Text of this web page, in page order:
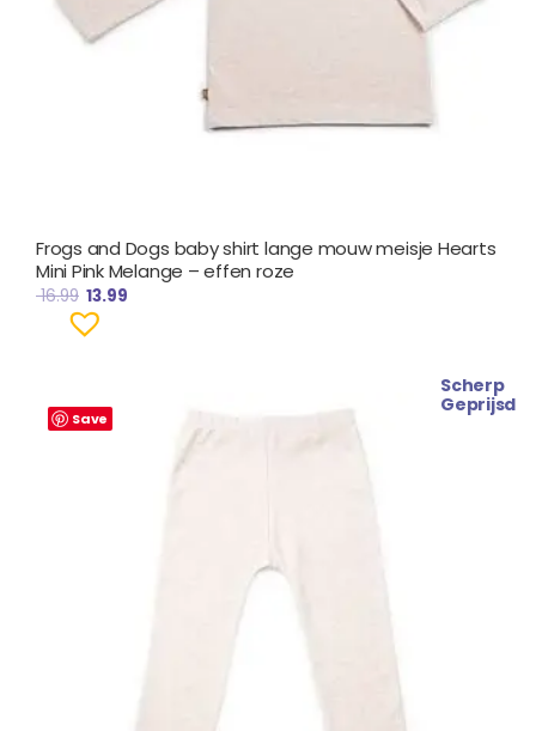
Frogs and Dogs baby shirt lange mouw meisje Hearts
Mini Pink Melange – effen roze
16.99 13.99
Save
Scherp
Geprijsd
prijs
was: